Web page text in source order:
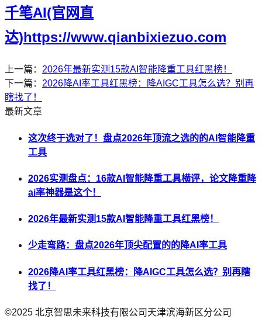
千笔AI(官网直
达)https://www.qianbixiezuo.com
上一篇： 2026年最新实测15款AI智能降重工具红黑榜！
下一篇： 2026降AI率工具红黑榜：降AIGC工具怎么选？别再
瞎找了！
最新文章
这次终于选对了！盘点2026年顶流之选的的AI智能降重
工具
2026实测盘点：16款AI智能降重工具横评，论文降重降
ai率神器是这个！
2026年最新实测15款AI智能降重工具红黑榜！
少走弯路：盘点2026年顶尖配置的的降AI率工具
2026降AI率工具红黑榜：降AIGC工具怎么选？别再瞎
找了！
©2025 北京智思未来科技有限公司天津滨海新区分公司